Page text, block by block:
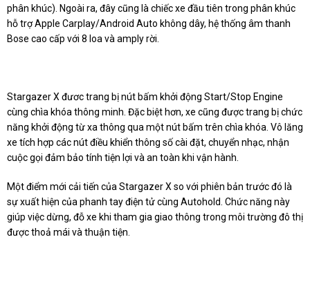
phân khúc). Ngoài ra, đây cũng là chiếc xe đầu tiên trong phân khúc
hỗ trợ Apple Carplay/Android Auto không dây, hệ thống âm thanh
Bose cao cấp với 8 loa và amply rời.
Stargazer X đươc trang bị nút bấm khởi động Start/Stop Engine
cùng chìa khóa thông minh. Đặc biệt hơn, xe cũng được trang bị chức
năng khởi động từ xa thông qua một nút bấm trên chìa khóa. Vô lăng
xe tích hợp các nút điều khiển thông số cài đặt, chuyển nhạc, nhận
cuộc gọi đảm bảo tính tiện lợi và an toàn khi vận hành.
Một điểm mới cải tiến của Stargazer X so với phiên bản trước đó là
sự xuất hiện của phanh tay điện tử cùng Autohold. Chức năng này
giúp việc dừng, đỗ xe khi tham gia giao thông trong môi trường đô thị
được thoả mái và thuận tiện.